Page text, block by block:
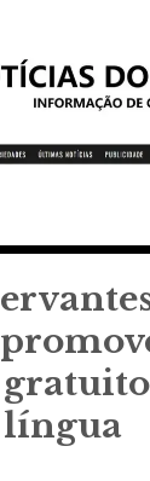
de
língua